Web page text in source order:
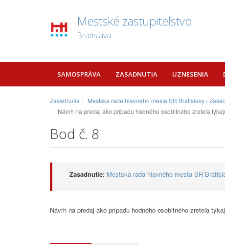
Mestské zastupiteľstvo
Bratislava
SAMOSPRÁVA ZASADNUTIA UZNESENIA
Zasadnutia
Mestská rada hlavného mesta SR Bratislavy -
Návrh na predaj ako prípadu hodného osobitného zreteľa
Bod č. 8
Zasadnutie: Mestská rada hlavného mesta SR
Návrh na predaj ako prípadu hodného osobitného zreteľa